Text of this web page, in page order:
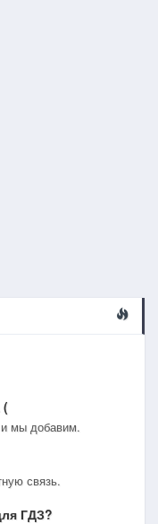
мы добавим.
связь.
ГДЗ?